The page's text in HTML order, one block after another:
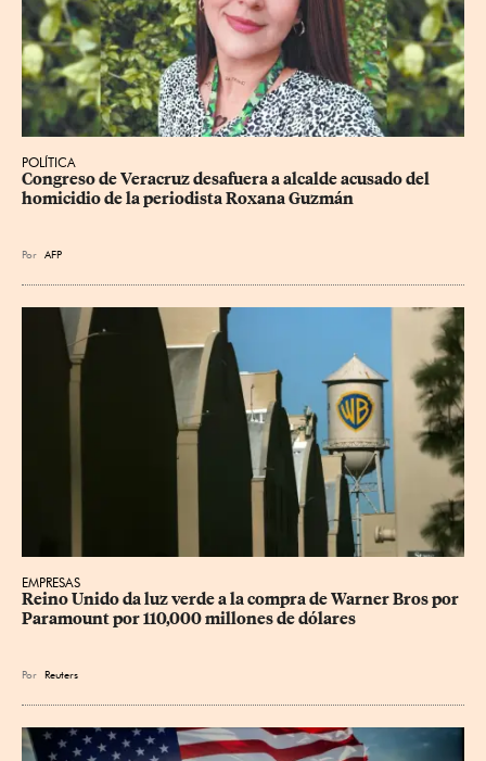
POLÍTICA
Congreso de Veracruz desafuera a alcalde acusado del
homicidio de la periodista Roxana Guzmán
Por AFP
EMPRESAS
Reino Unido da luz verde a la compra de Warner Bros por
Paramount por 110,000 millones de dólares
Por Reuters